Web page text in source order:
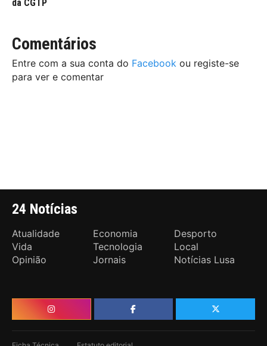
da CGTP
Comentários
Entre com a sua conta do Facebook ou registe-se
para ver e comentar
24 Notícias
Atualidade Economia
Desporto
Vida
Tecnologia
Local
Opinião
Jornais Notícias Lusa